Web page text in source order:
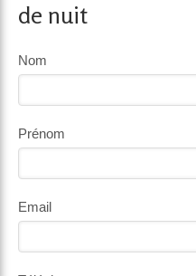
de nuit
Nom
Prénom
Email